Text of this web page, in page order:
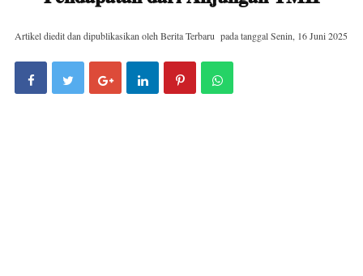
Artikel diedit dan dipublikasikan oleh Berita Terbaru pada tanggalSenin, 16 Juni 2025